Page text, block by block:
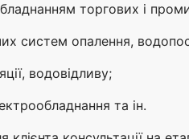
торгових і
систем опалення,
водовідливу;
та ін.